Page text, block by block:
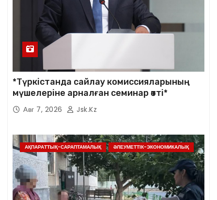
*Түркістанда сайлау комиссияларының
мүшелеріне арналған семинар өтті*
Авг 7, 2026 Jsk.kz
АҚПАРАТТЫҚ-САРАПТАМАЛЫҚ ӘЛЕУМЕТТІК-ЭКОНОМИКАЛЫҚ